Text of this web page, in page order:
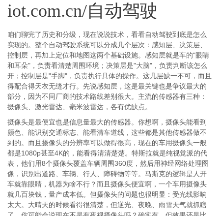
iot.com.cn/自动驾驶
咱们聊完了历史和分级，现在说说技术，看看自动驾驶到底是怎么
实现的。整个自动驾驶系统可以分成几个层次：感知层、决策层、
控制层，再加上定位和地图这两个基础设施。感知层就是车的"眼睛
和耳朵"，负责看清楚周围环境；决策层是"大脑"，负责判断该怎么
开；控制层是"手脚"，负责执行具体的操作。这几层缺一不可，而且
得配合得天衣无缝才行。先说感知层，这是最关键也是争议最大的
部分，因为不同厂商的技术路线差别很大。主流的传感器有三种：
摄像头、激光雷达、毫米波雷达，各有优缺点。
摄像头是最便宜也是信息量最大的传感器。你想啊，摄像头能看到
颜色、能识别交通标志、能看清车道线，这些都是其他传感器做不
到的。而且摄像头的分辨率可以做得很高，现在的车用摄像头一般
都是1080p甚至4K的，能看得清清楚楚。特斯拉就是纯视觉派的代
表，他们用8个摄像头覆盖车辆周围360度，然后用神经网络处理图
像，识别出道路、车辆、行人、障碍物等等。马斯克的逻辑是人开
车就靠眼睛，机器为啥不行？而且摄像头便宜啊，一个车用摄像头
就几百块钱，量产成本低。但摄像头的问题也很明显：受光线影响
太大。大晴天的时候看得很清楚，但逆光、夜晚、雨雪天气就抓瞎